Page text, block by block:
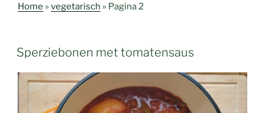
Home » vegetarisch » Pagina 2
Sperziebonen met tomatensaus